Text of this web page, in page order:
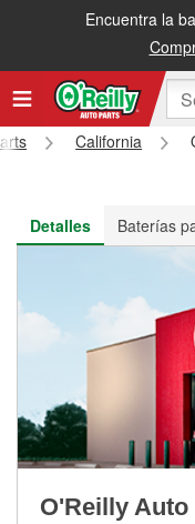
Encuentra la
Recibe tu orden
California
Detalles
Baterías
O'Reilly